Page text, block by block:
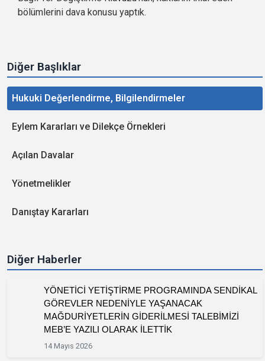
Diğer Başlıklar
Hukuki Değerlendirme, Bilgilendirmeler
Eylem Kararları ve Dilekçe Örnekleri
Açılan Davalar
Yönetmelikler
Danıştay Kararları
Diğer Haberler
YÖNETİCİ YETİŞTİRME PROGRAMINDA SENDİKAL
GÖREVLER NEDENİYLE YAŞANACAK
MAĞDURİYETLERİN GİDERİLMESİ TALEBİMİZİ
MEB’E YAZILI OLARAK İLETTİK
14 Mayıs 2026
bölümlerini dava konusu yaptık.